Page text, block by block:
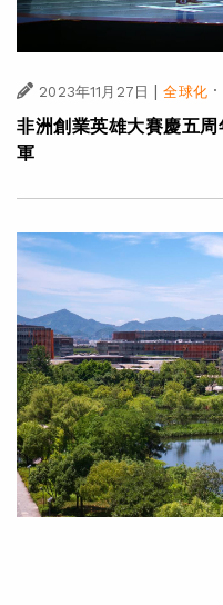
2023年11月27日 全球化·
非洲創業英雄大賽慶五
軍